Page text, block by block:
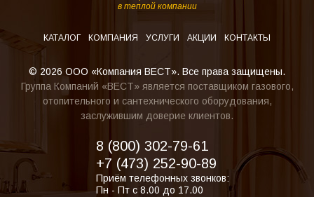
в теплой компании
КАТАЛОГ КОМПАНИЯ УСЛУГИ АКЦИИ КОНТАКТЫ
© 2026 ООО «Компания ВЕСТ». Все права защищены.
Группа Компаний «ВЕСТ» является поставщиком газового,
отопительного и сантехнического оборудования,
заслужившим доверие клиентов.
8 (800) 302-79-61
+7 (473) 252-90-89
Приём телефонных звонков:
Пн - Пт с 8.00 до 17.00